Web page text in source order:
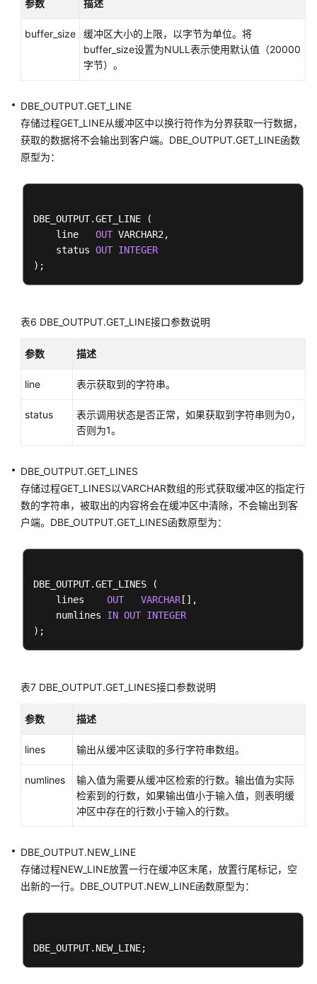
事
务
他
语
句
游
级
础
接
二
次
封
装
荐）
DBE_APPLICATION_INFO
DBE_COMPRESSION
DBE_FILE
DBE_ILM
DBE_ILM_ADMIN
DBE_LOB
DBE_MATCH
DBE_RANDOM
DBE_RAW
参数 描述
buffer_size
缓冲区大小的上限，以字节为单位。将
buffer_size设置为NULL表示使用默认值（20000
字节）。
DBE_OUTPUT.GET_LINE
存储过程GET_LINE从缓冲区中以换行符作为分界获取一行数据，
获取的数据将不会输出到客户端。DBE_OUTPUT.GET_LINE函数
原型为：
DBE_OUTPUT.GET_LINE (
    line
OUT VARCHAR2,
    status
OUT INTEGER
表6 DBE_OUTPUT.GET_LINE接口参数说明
参数 描述
line 表示获取到的字符串。
status
表示调用状态是否正常，如果获取到字符串则为0，
否则为1。
DBE_OUTPUT.GET_LINES
存储过程GET_LINES以VARCHAR数组的形式获取缓冲区的指定行
数的字符串，被取出的内容将会在缓冲区中清除，不会输出到客
户端。DBE_OUTPUT.GET_LINES函数原型为：
DBE_OUTPUT.GET_LINES (
    lines
OUT VARCHAR [],
    numlines
IN OUT INTEGER
表7 DBE_OUTPUT.GET_LINES接口参数说明
参数 描述
lines 输出从缓冲区读取的多行字符串数组。
numlines
输入值为需要从缓冲区检索的行数。输出值为实际
检索到的行数，如果输出值小于输入值，则表明缓
冲区中存在的行数小于输入的行数。
DBE_OUTPUT.NEW_LINE
存储过程NEW_LINE放置一行在缓冲区末尾，放置行尾标记，空
出新的一行。DBE_OUTPUT.NEW_LINE函数原型为：